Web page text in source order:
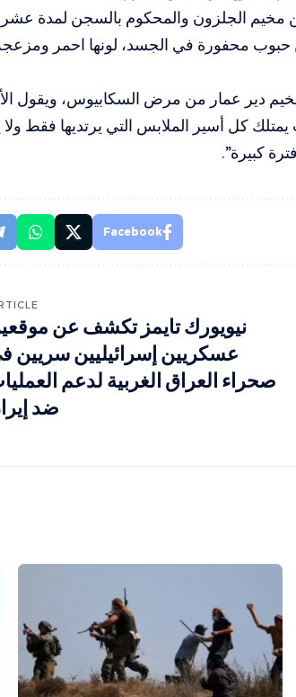
محمد شراكة (18 عاما) من مخيم الجلزون والمحكوم بالسجن لمدة
محفورة في الجسد، لونها احمر
شراكة (25 عاما)، من مخيم دير عمار من مرض السكابيوس، ويقول
كل أسير الملابس التي يرتديها فقط ولا
كبيرة”.
Facebook
نيويورك تايمز تكشف عن
عسكريين إسرائيليين سريين
صحراء العراق الغربية لدعم
ضد